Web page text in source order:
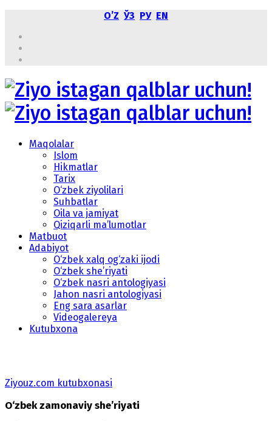
OʼZ ЎЗ РУ EN
Maqolalar
Islom
Hikmatlar
Tarix
O‘zbek ziyolilari
Suhbatlar
Oila va jamiyat
Qiziqarli ma’lumotlar
Matbuot
Adabiyot
O‘zbek xalq og‘zaki ijodi
O‘zbek she’riyati
O‘zbek nasri antologiyasi
Jahon nasri antologiyasi
Eng sara asarlar
Videogalereya
Kutubxona
Ziyouz.com kutubxonasi
O‘zbek zamonaviy she’riyati